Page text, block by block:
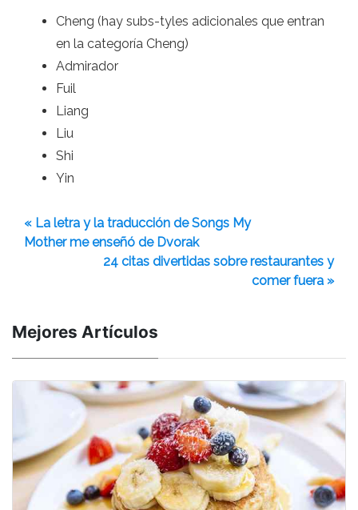
Cheng (hay subs-tyles adicionales que entran
en la categoría Cheng)
Admirador
Fuil
Liang
Liu
Shi
Yin
« La letra y la traducción de Songs My
Mother me enseñó de Dvorak
24 citas divertidas sobre restaurantes y
comer fuera »
Mejores Artículos